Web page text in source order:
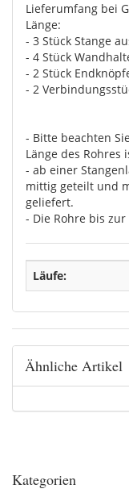
Lieferumfang bei
Länge:
- 3 Stück Stange
- 4 Stück
- 2 Stück
- 2
- Bitte beachten
Länge des Rohres
- ab einer
mittig geteilt und
geliefert.
- Die Rohre bis
Läufe:
Ähnliche Artikel
Kategorien